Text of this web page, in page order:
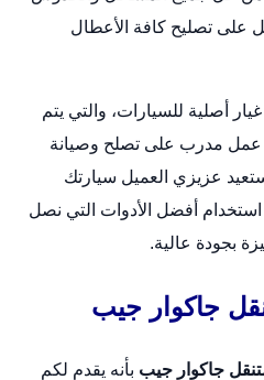
على تصليح كافة الأعطال
أصلية للسيارات، والتي يتم
عمل مدرب على تصلح وصيانة
عزيزي العميل سيارتك
أفضل الأدوات التي نصل
بجودة عالية.
جاكوار جيب
جاكوار جيب بأنه يقدم لكم